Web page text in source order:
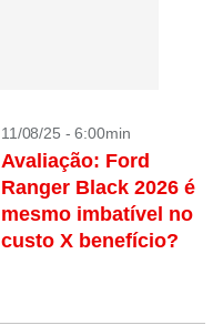
11/08/25 - 6:00min
Avaliação: Ford
Ranger Black 2026 é
mesmo imbatível no
custo X benefício?